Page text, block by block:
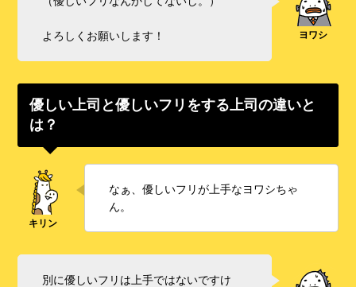
よろしくお願いします！
優しい上司と優しいフリをする上司の違いと
は？
なぁ、優しいフリが上手なヨワシちゃ
ん。
別に優しいフリは上手ではないですけ